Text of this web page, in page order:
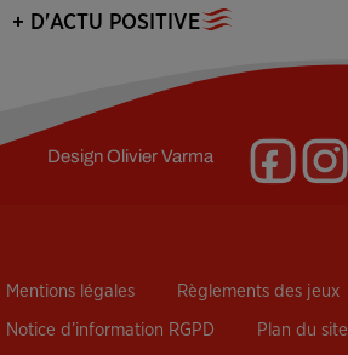
+ D'ACTU POSITIVE
DesignOlivier Varma
Mentions légales Règlements des jeux
Notice d’information RGPD Plan du site